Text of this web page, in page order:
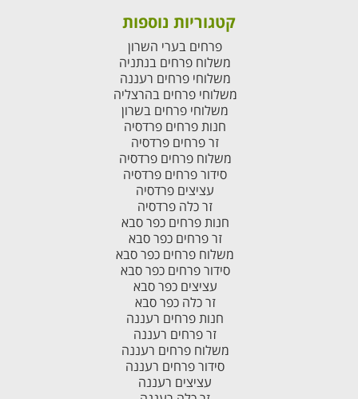
קטגוריות נוספות
פרחים בערי השרון
משלוח פרחים בנתניה
משלוחי פרחים רעננה
משלוחי פרחים בהרצליה
משלוחי פרחים בשרון
חנות פרחים פרדסיה
זר פרחים פרדסיה
משלוח פרחים פרדסיה
סידור פרחים פרדסיה
עציצים פרדסיה
זר כלה פרדסיה
חנות פרחים כפר סבא
זר פרחים כפר סבא
משלוח פרחים כפר סבא
סידור פרחים כפר סבא
עציצים כפר סבא
זר כלה כפר סבא
חנות פרחים רעננה
זר פרחים רעננה
משלוח פרחים רעננה
סידור פרחים רעננה
עציצים רעננה